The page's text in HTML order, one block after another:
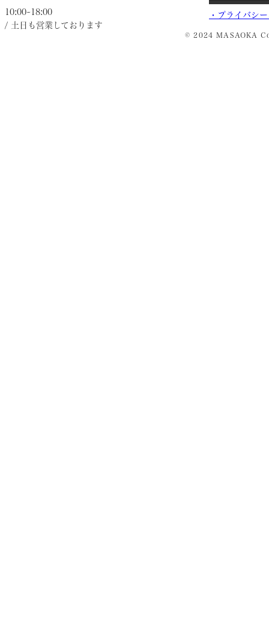
10:00~18:00
/ 土日も営業しております
・ プライバシ
© 2024 MASAOKA